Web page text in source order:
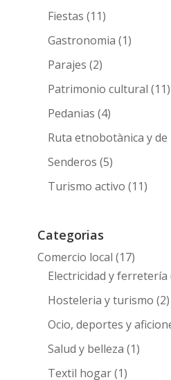
Fiestas (11)
Gastronomia (1)
Parajes (2)
Patrimonio cultural (11)
Pedanias (4)
Ruta etnobotànica y
Senderos (5)
Turismo activo (11)
Categorias
Comercio local (17)
Electricidad y ferretería
Hosteleria y turismo (2)
Ocio, deportes y
Salud y belleza (1)
Textil hogar(1)